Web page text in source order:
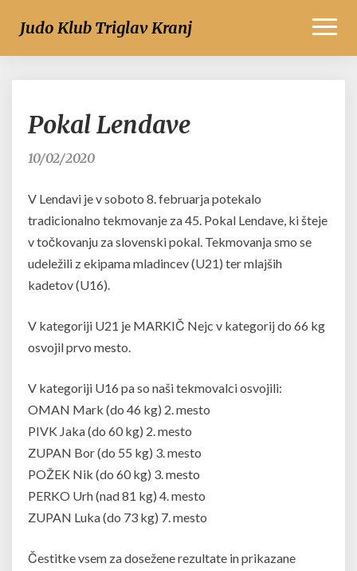
Judo Klub Triglav Kranj
Lendave
Pokal Lendave
10/02/2020
V Lendavi je v soboto 8. februarja potekalo
tradicionalno tekmovanje za 45. Pokal Lendave, ki šteje
v točkovanju za slovenski pokal. Tekmovanja smo se
udeležili z ekipama mladincev (U21) ter mlajših
kadetov (U16).
V kategoriji U21 je MARKIČ Nejc v kategorij do 66 kg
osvojil prvo mesto.
V kategoriji U16 pa so naši tekmovalci osvojili:
OMAN Mark (do 46 kg) 2. mesto
PIVK Jaka (do 60 kg) 2. mesto
ZUPAN Bor (do 55 kg) 3. mesto
POŽEK Nik (do 60 kg) 3. mesto
PERKO Urh (nad 81 kg) 4. mesto
ZUPAN Luka (do 73 kg) 7. mesto
Čestitke vsem za dosežene rezultate in prikazane